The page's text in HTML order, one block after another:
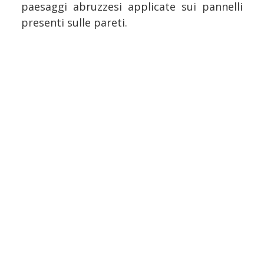
paesaggi abruzzesi applicate sui pannelli
presenti sulle pareti.